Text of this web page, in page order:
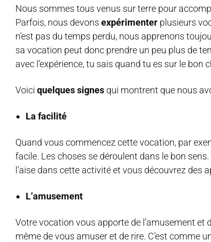
Nous sommes tous venus sur terre pour
Parfois, nous devons expérimenter plusieurs
n’est pas du temps perdu, nous apprenons
sa vocation peut donc prendre un peu plus de
avec l’expérience, tu sais quand tu es sur le bon
Voici quelques signes qui montrent que nous
La facilité
Quand vous commencez cette vocation, par
facile. Les choses se déroulent dans le bon
l’aise dans cette activité et vous découvrez des
L’amusement
Votre vocation vous apporte de l’amusement et
même de vous amuser et de rire. C’est comme